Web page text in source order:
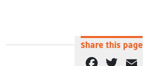
Share this page
Facebook
Twitter